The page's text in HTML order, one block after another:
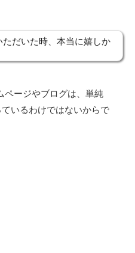
ただいた時、本当に嬉しか
ページやブログは、単純
いるわけではないからで